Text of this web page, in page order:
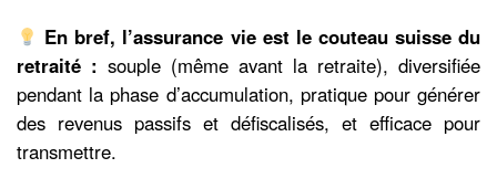
En bref, l’assurance vie est le couteau suisse du
retraité : souple (même avant la retraite), diversifiée
pendant la phase d’accumulation, pratique pour générer
des revenus passifs et défiscalisés, et efficace pour
transmettre.